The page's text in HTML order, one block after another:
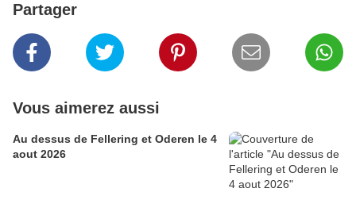
Partager
Vous aimerez aussi
Au dessus de Fellering et Oderen le 4
aout 2026